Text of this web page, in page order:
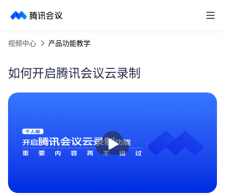
取消
历史搜索
视频中心 产品功能教学
如何开启腾讯会议云录制
放